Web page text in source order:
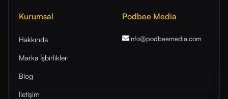
Kurumsal
Hakkında
Marka İşbirlikleri
Blog
İletişim
Podbee Media
info@podbeemedia.com